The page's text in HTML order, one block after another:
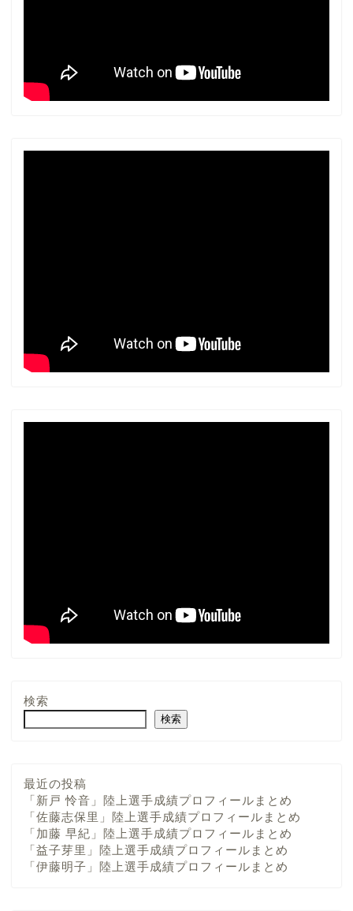
検索
検索
最近の投稿
「新戸 怜音」陸上選手成績プロフィールまとめ
「佐藤志保里」陸上選手成績プロフィールまとめ
「加藤 早紀」陸上選手成績プロフィールまとめ
「益子芽里」陸上選手成績プロフィールまとめ
「伊藤明子」陸上選手成績プロフィールまとめ